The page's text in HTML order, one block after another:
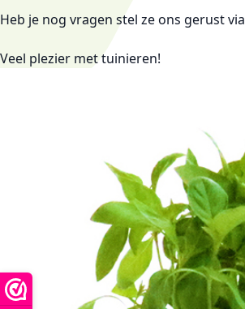
Heb je nog vragen stel ze ons gerust via
Veel plezier met tuinieren!